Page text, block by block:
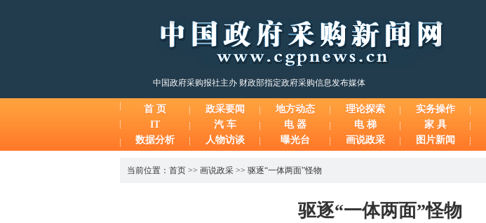
中国政府采购报社主办 财政部指定政府采购信息发布媒体
首 页 政采要闻 地方动态 理论探索 实务操作
IT
汽 车 电 器 电 梯 家 具
数据分析
人物访谈 曝光台 画说政采 图片新闻
当前位置： 首页 >> 画说政采 >> 驱逐“一体两面”怪物
驱逐“一体两面”怪物